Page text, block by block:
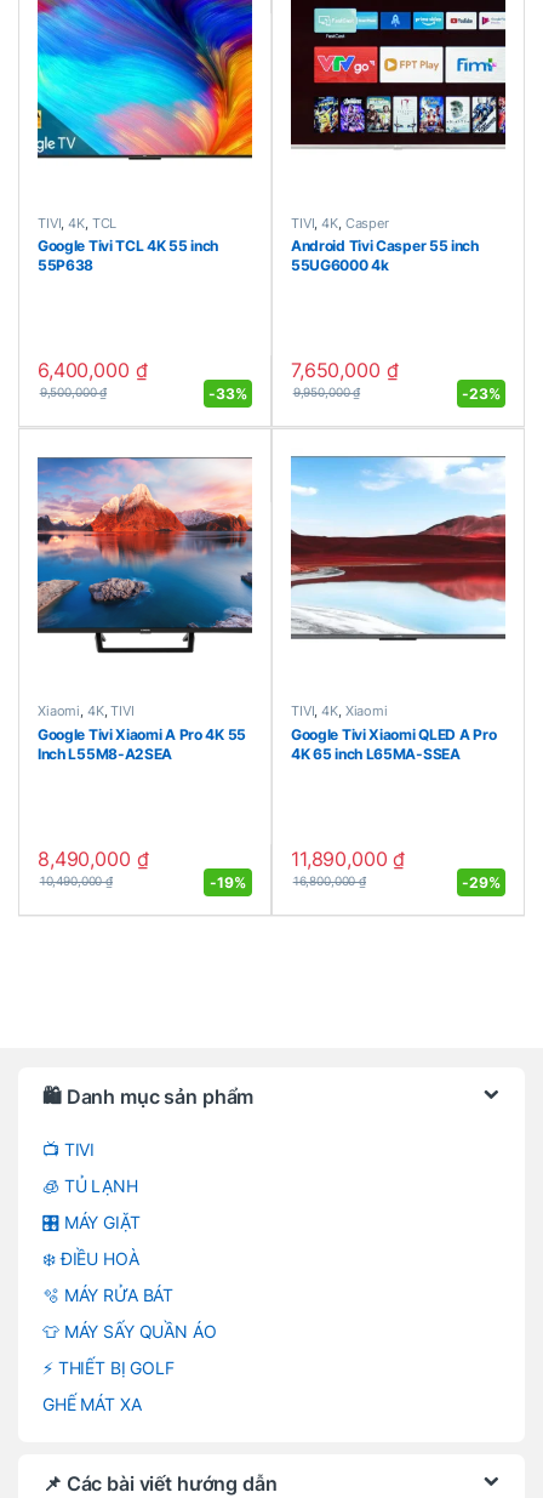
TIVI ,4K, TCL
Google Tivi TCL 4K 55 inch
55P638
6,400,000 ₫
9,500,000₫ -33%
TIVI ,4K, Casper
Android Tivi Casper 55 inch
55UG6000 4k
7,650,000 ₫
9,950,000₫ -23%
Xiaomi, 4K,TIVI
Google Tivi Xiaomi A Pro 4K 55
Inch L55M8-A2SEA
8,490,000 ₫
10,490,000₫ -19%
TIVI,4K, Xiaomi
Google Tivi Xiaomi QLED A Pro
4K 65 inch L65MA-SSEA
11,890,000₫
16,800,000₫ -29%
🛍️ Danh mục sản phẩm
📺 TIVI
🧊 TỦ LẠNH
🎛️ MÁY GIẶT
❄️ ĐIỀU HOÀ
🫧 MÁY RỬA BÁT
👕 MÁY SẤY QUẦN ÁO
⚡ THIẾT BỊ GOLF
GHẾ MÁT XA
📌 Các bài viết hướng dẫn